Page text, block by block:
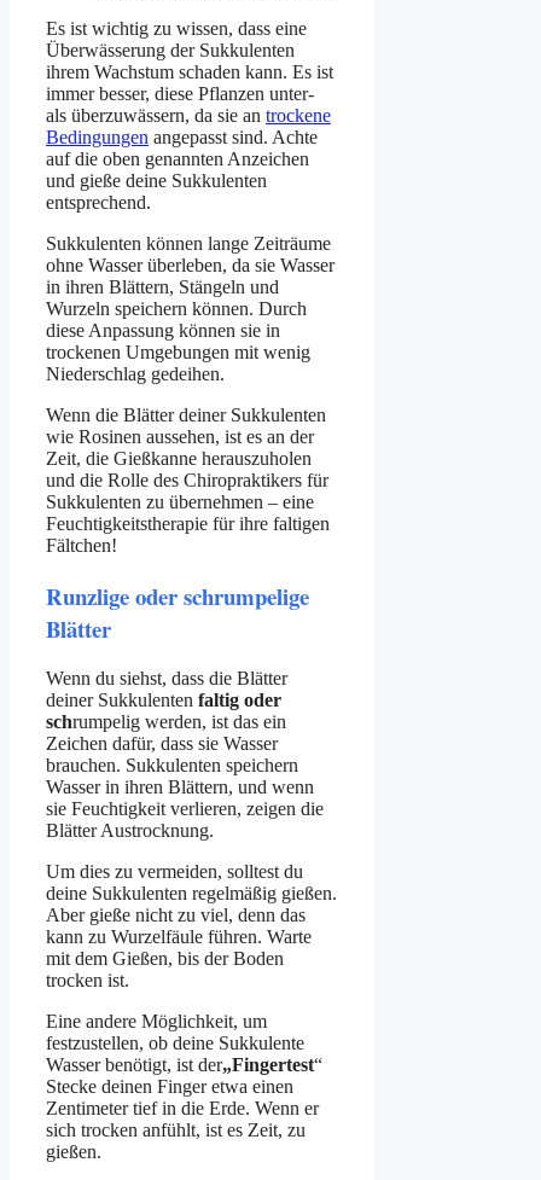
Es ist wichtig zu wissen, dass eine
Überwässerung der Sukkulenten
ihrem Wachstum schaden kann. Es ist
immer besser, diese Pflanzen unter-
als überzuwässern, da sie an trockene
Bedingungen angepasst sind. Achte
auf die oben genannten Anzeichen
und gieße deine Sukkulenten
entsprechend.
Sukkulenten können lange Zeiträume
ohne Wasser überleben, da sie Wasser
in ihren Blättern, Stängeln und
Wurzeln speichern können. Durch
diese Anpassung können sie in
trockenen Umgebungen mit wenig
Niederschlag gedeihen.
Wenn die Blätter deiner Sukkulenten
wie Rosinen aussehen, ist es an der
Zeit, die Gießkanne herauszuholen
und die Rolle des Chiropraktikers für
Sukkulenten zu übernehmen – eine
Feuchtigkeitstherapie für ihre faltigen
Fältchen!
Runzlige oder schrumpelige
Blätter
Wenn du siehst, dass die Blätter
deiner Sukkulenten faltig oder
schrumpelig werden, ist das ein
Zeichen dafür, dass sie Wasser
brauchen. Sukkulenten speichern
Wasser in ihren Blättern, und wenn
sie Feuchtigkeit verlieren, zeigen die
Blätter Austrocknung.
Um dies zu vermeiden, solltest du
deine Sukkulenten regelmäßig gießen.
Aber gieße nicht zu viel, denn das
kann zu Wurzelfäule führen. Warte
mit dem Gießen, bis der Boden
trocken ist.
Eine andere Möglichkeit, um
festzustellen, ob deine Sukkulente
Wasser benötigt, ist der„Fingertest“
Stecke deinen Finger etwa einen
Zentimeter tief in die Erde. Wenn er
sich trocken anfühlt, ist es Zeit, zu
gießen.